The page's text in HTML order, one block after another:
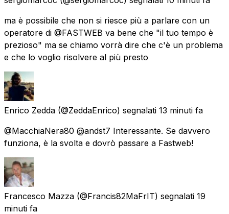
ma è possibile che non si riesce più a parlare con un
operatore di @FASTWEB va bene che "il tuo tempo è
prezioso" ma se chiamo vorrà dire che c'è un problema
e che lo voglio risolvere al più presto
Enrico Zedda (@ZeddaEnrico) segnalati 13 minuti fa
@MacchiaNera80 @andst7 Interessante. Se davvero
funziona, è la svolta e dovrò passare a Fastweb!
Francesco Mazza (@Francis82MaFrIT) segnalati 19
minuti fa